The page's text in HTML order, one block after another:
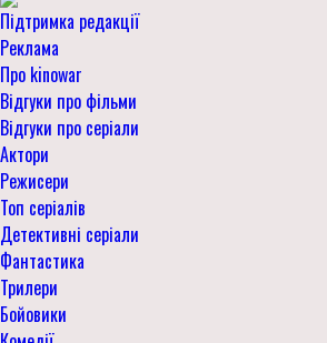
Підтримка редакції
Реклама
Про kinowar
Відгуки про фільми
Відгуки про серіали
Актори
Режисери
Топ серіалів
Детективні серіали
Фантастика
Трилери
Бойовики